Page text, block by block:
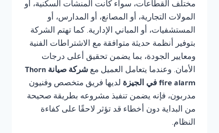
مختلف القطاعات، سواء كانت المنشآت السكنية، أو
المولات التجارية، أو المصانع، أو المدارس، أو
المستشفيات، أو المباني الإدارية. كما تهتم الشركة
بتوفير أنظمة حديثة متوافقة مع الاشتراطات الفنية
ومعايير الجودة، بما يضمن تحقيق أعلى درجات
الأمان. وعندما يتعامل العميل مع
شركة صيانة Thorn
fire alarm في الجيزة
لديها فريق متخصص وفنيون
مدربون، فإنه يضمن تنفيذ مشروعه بطريقة صحيحة
من البداية دون أخطاء قد تؤثر لاحقًا على كفاءة
النظام.